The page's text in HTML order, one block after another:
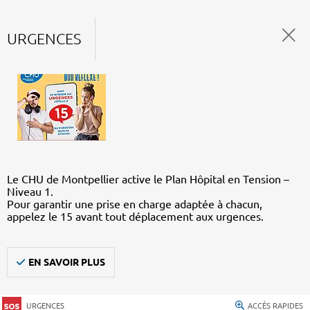
URGENCES
Le CHU de Montpellier active le Plan Hôpital en Tension –
Niveau 1.
Pour garantir une prise en charge adaptée à chacun,
appelez le 15 avant tout déplacement aux urgences.
EN SAVOIR PLUS
URGENCES ACCÈS RAPIDES